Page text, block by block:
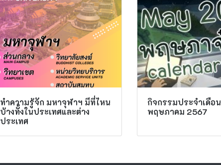
ทำความรู้จัก มหาจุฬาฯ มีที่ไหน
บ้างทั้งในประเทศและต่าง
ประเทศ
กิจกรรมประจำเดือน
พฤษภาคม 2567